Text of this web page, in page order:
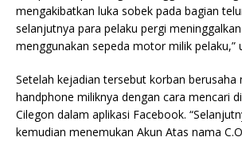
mengakibatkan luka sobek pada bagian
selanjutnya para pelaku pergi
menggunakan sepeda motor milik pelaku,”
Setelah kejadian tersebut korban berusaha
handphone miliknya dengan cara mencari
Cilegon dalam aplikasi Facebook.
kemudian menemukan Akun Atas nama